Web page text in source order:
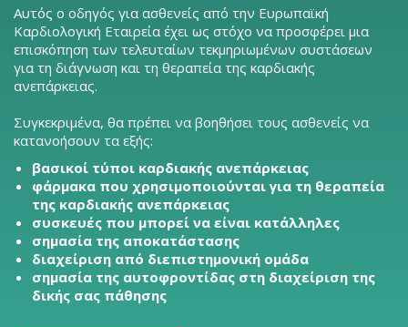
Αυτός ο οδηγός για ασθενείς από την Ευρωπαϊκή
Καρδιολογική Εταιρεία έχει ως στόχο να προσφέρει μια
επισκόπηση των τελευταίων τεκμηριωμένων συστάσεων
για τη διάγνωση και τη θεραπεία της καρδιακής
ανεπάρκειας.
Συγκεκριμένα, θα πρέπει να βοηθήσει τους ασθενείς να
κατανοήσουν τα εξής:
βασικοί τύποι καρδιακής ανεπάρκειας
φάρμακα που χρησιμοποιούνται για τη θεραπεία
της καρδιακής ανεπάρκειας
συσκευές που μπορεί να είναι κατάλληλες
σημασία της αποκατάστασης
διαχείριση από διεπιστημονική ομάδα
σημασία της αυτοφροντίδας στη διαχείριση της
δικής σας πάθησης